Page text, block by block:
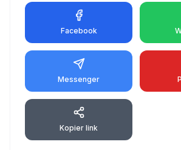
Facebook
Messenger
Kopier link